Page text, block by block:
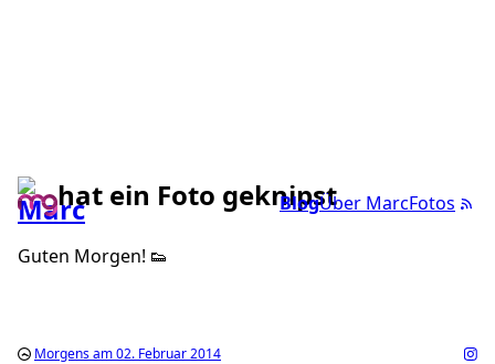
BlogÜber MarcFotos
hat ein Foto geknipst
Guten Morgen! 👟
Morgens am 02. Februar 2014